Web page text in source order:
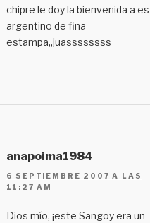
chipre le doy la bienvenida a
argentino de fina
estampa,,juassssssss
anapoima1984
6 SEPTIEMBRE 2007 A LAS
11:27 AM
Dios mío, ¡este Sangoy era un